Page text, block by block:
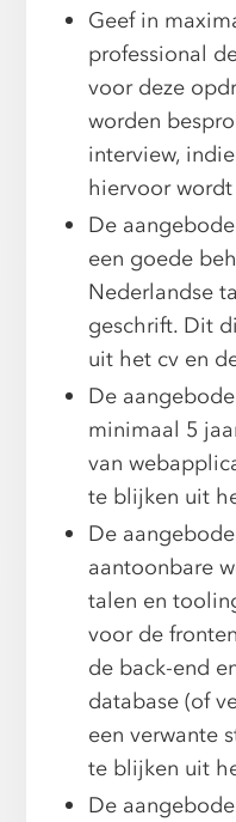
Geef in
professional
voor deze
worden
interview,
hiervoor
De
een goede
Nederlandse
geschrift. Dit
uit het cv en
De
minimaal 5
van
te blijken uit
De
aantoonbare
talen en
voor de
de back-end
database (of
een verwante
te blijken uit
De